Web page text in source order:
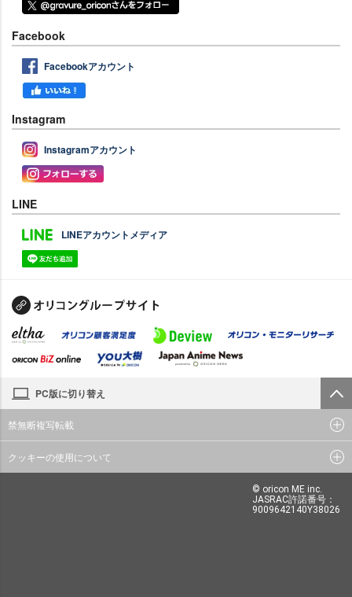
Facebook
Facebookアカウント
Instagram
Instagramアカウント
LINE
LINEアカウントメディア
PC版に切り替え
禁無断複写転載
クッキーの使用について
© oricon ME inc.
JASRAC許諾番号：
9009642140Y38026